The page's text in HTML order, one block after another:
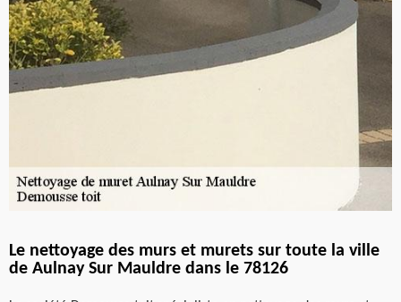
Le nettoyage des murs et murets sur toute la ville
de Aulnay Sur Mauldre dans le 78126